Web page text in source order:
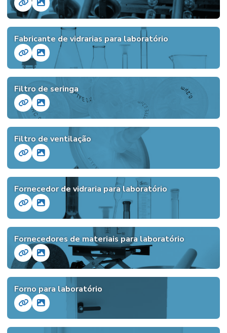
Fabricante de vidrarias para laboratório
Filtro de seringa
Filtro de ventilação
Fornecedor de vidraria para laboratório
Fornecedores de materiais para laboratório
Forno para laboratório